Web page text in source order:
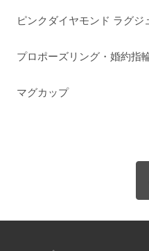
ピンクダイヤモンド ラグジ
プロポーズリング・婚約指
マグカップ